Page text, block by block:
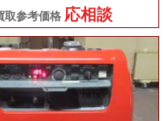
取参考価格 応相談